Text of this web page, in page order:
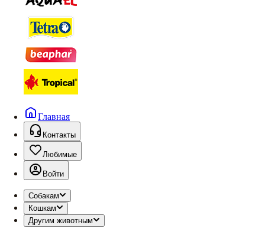
Главная
Контакты
Любимые
Войти
Собакам
Кошкам
Другим животным